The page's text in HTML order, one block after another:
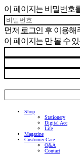
이 페이지는 비밀번호
먼저 로그인 후 이용해
이 페이지는 만 볼 수
Shop
Stationery
Digital Acc
Life
Magazine
Customer Care
Q&A
Contact